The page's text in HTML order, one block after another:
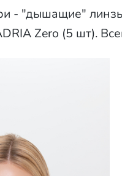
- "дышащие"
Zero (5 шт).